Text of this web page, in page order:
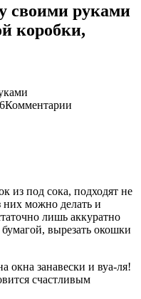
своими руками
коробки,
Комментарии
из под сока, подходят не
можно делать и
лишь аккуратно
вырезать окошки
окна занавески и вуа-ля!
счастливым